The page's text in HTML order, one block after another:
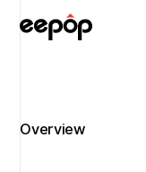
Overview